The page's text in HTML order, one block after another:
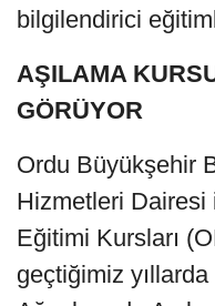
bilgilendirici
AŞILAMA
GÖRÜYOR
Ordu Büyükşehir
Hizmetleri
Eğitimi Kursları
geçtiğimiz yıllarda